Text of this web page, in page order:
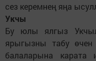
сез керемнең яңа
Укчы
Бу юлы ялгыз
ярыгызны табу өчен
балаларына карата